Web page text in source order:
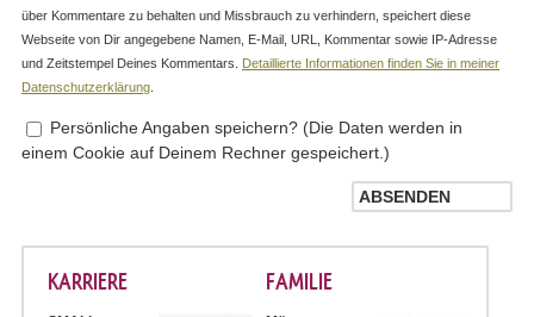
über Kommentare zu behalten und Missbrauch zu verhindern, speichert diese
Webseite von Dir angegebene Namen, E-Mail, URL, Kommentar sowie IP-Adresse
und Zeitstempel Deines Kommentars. Detaillierte Informationen finden Sie in meiner
Datenschutzerklärung
Persönliche Angaben speichern? (Die Daten werden in
einem Cookie auf Deinem Rechner gespeichert.)
KARRIERE FAMILIE